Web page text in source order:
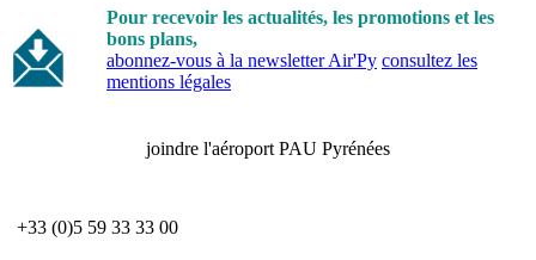
Pour recevoir les actualités, les promotions et les
bons plans,
abonnez-vous à la newsletter Air'Py consultez les
mentions légales
joindre l'aéroport PAU Pyrénées
+33 (0)5 59 33 33 00